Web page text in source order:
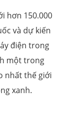
hơn 150.000
và dự kiến
điện trong
một trong
nhất thế giới
xanh.